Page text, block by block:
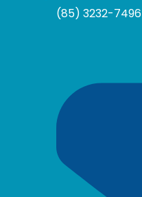
(85) 3232-7496